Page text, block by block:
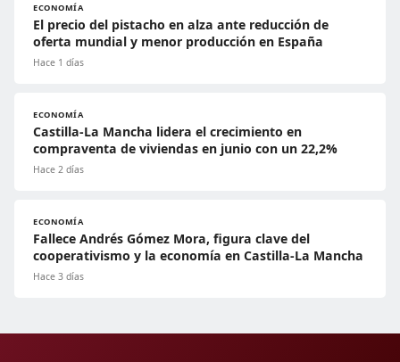
ECONOMÍA
El precio del pistacho en alza ante reducción de
oferta mundial y menor producción en España
Hace 1 días
ECONOMÍA
Castilla-La Mancha lidera el crecimiento en
compraventa de viviendas en junio con un 22,2%
Hace 2 días
ECONOMÍA
Fallece Andrés Gómez Mora, figura clave del
cooperativismo y la economía en Castilla-La Mancha
Hace 3 días